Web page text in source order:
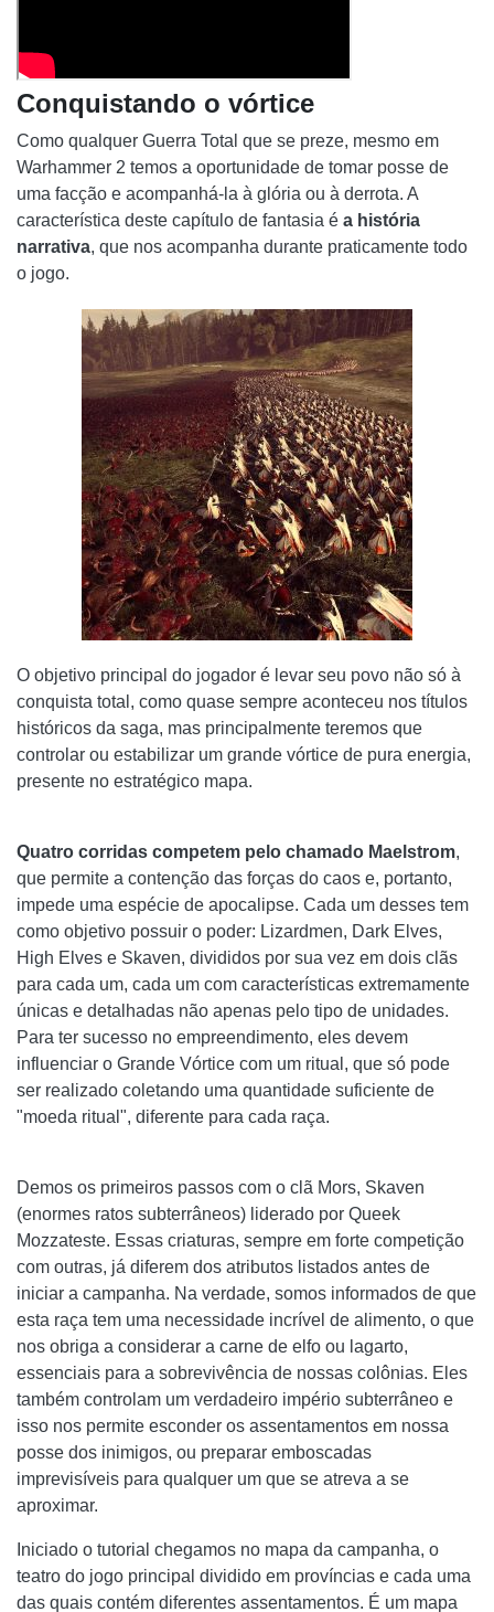
Conquistando o vórtice
Como qualquer Guerra Total que se preze, mesmo em
Warhammer 2 temos a oportunidade de tomar posse de
uma facção e acompanhá-la à glória ou à derrota. A
característica deste capítulo de fantasia é a história
narrativa, que nos acompanha durante praticamente todo
o jogo.
O objetivo principal do jogador é levar seu povo não só à
conquista total, como quase sempre aconteceu nos títulos
históricos da saga, mas principalmente teremos que
controlar ou estabilizar um grande vórtice de pura energia,
presente no estratégico mapa.
Quatro corridas competem pelo chamado Maelstrom,
que permite a contenção das forças do caos e, portanto,
impede uma espécie de apocalipse. Cada um desses tem
como objetivo possuir o poder: Lizardmen, Dark Elves,
High Elves e Skaven, divididos por sua vez em dois clãs
para cada um, cada um com características extremamente
únicas e detalhadas não apenas pelo tipo de unidades.
Para ter sucesso no empreendimento, eles devem
influenciar o Grande Vórtice com um ritual, que só pode
ser realizado coletando uma quantidade suficiente de
"moeda ritual", diferente para cada raça.
Demos os primeiros passos com o clã Mors, Skaven
(enormes ratos subterrâneos) liderado por Queek
Mozzateste. Essas criaturas, sempre em forte competição
com outras, já diferem dos atributos listados antes de
iniciar a campanha. Na verdade, somos informados de que
esta raça tem uma necessidade incrível de alimento, o que
nos obriga a considerar a carne de elfo ou lagarto,
essenciais para a sobrevivência de nossas colônias. Eles
também controlam um verdadeiro império subterrâneo e
isso nos permite esconder os assentamentos em nossa
posse dos inimigos, ou preparar emboscadas
imprevisíveis para qualquer um que se atreva a se
aproximar.
Iniciado o tutorial chegamos no mapa da campanha, o
teatro do jogo principal dividido em províncias e cada uma
das quais contém diferentes assentamentos. É um mapa